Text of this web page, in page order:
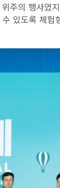
주의 행사였
있도록 체